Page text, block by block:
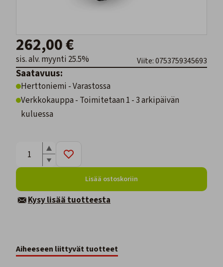
262,00 €
sis. alv. myynti 25.5% Viite: 0753759345693
Saatavuus:
Herttoniemi - Varastossa
Verkkokauppa - Toimitetaan 1 - 3 arkipäivän
kuluessa
Lisää ostoskoriin
Kysy lisää tuotteesta
Aiheeseen liittyvät tuotteet